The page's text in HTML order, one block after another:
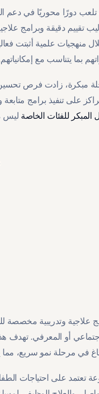
تلعب دورًا محوريًا في دعم
تقييم دقيقة وبرامج
منهجيات علمية أثبتت
مبكرة، زادت فرص
على تنفيذ برامج
المبكر للفئات الخاصة ليس
علاجية وتدريبية مخصصة
أو المعرفي. تهدف
تعتمد على احتياجات